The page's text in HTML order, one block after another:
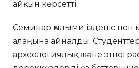
айқын көрсетті.
Семинар ғылыми ізденіс
алаңына айналды.
археологиялық және